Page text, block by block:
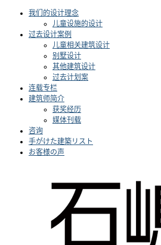
我们的设计理念
儿童设施的设计
过去设计案例
儿童相关建筑设计
别墅设计
其他建筑设计
过去计划案
连载专栏
建筑师简介
获奖经历
媒体刊载
咨询
手がけた建築リスト
お客様の声